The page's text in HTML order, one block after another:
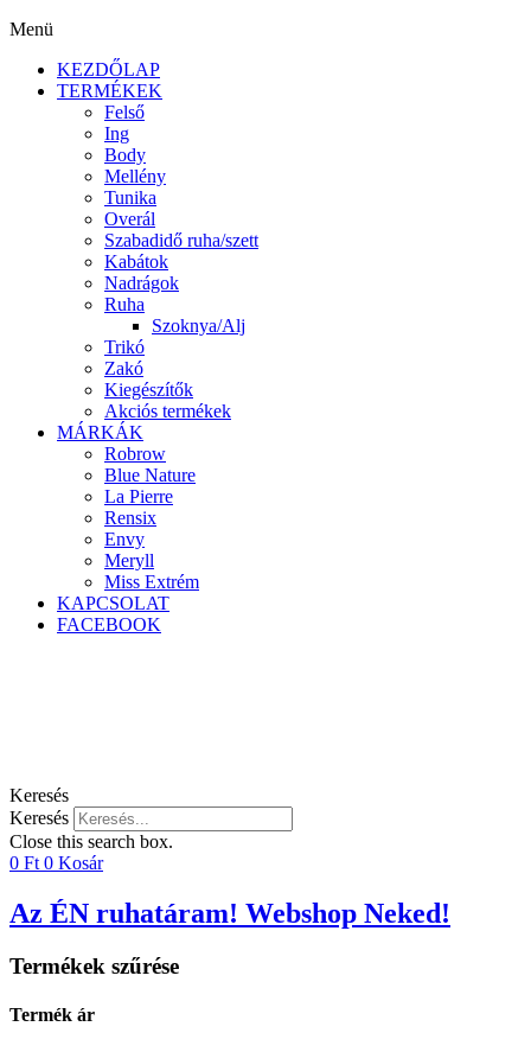
Menü
KEZDŐLAP
TERMÉKEK
Felső
Ing
Body
Mellény
Tunika
Overál
Szabadidő ruha/szett
Kabátok
Nadrágok
Ruha
Szoknya/Alj
Trikó
Zakó
Kiegészítők
Akciós termékek
MÁRKÁK
Robrow
Blue Nature
La Pierre
Rensix
Envy
Meryll
Miss Extrém
KAPCSOLAT
FACEBOOK
Keresés
Keresés
Close this search box.
0 Ft 0 Kosár
Az ÉN ruhatáram! Webshop Neked!
Termékek szűrése
Termék ár